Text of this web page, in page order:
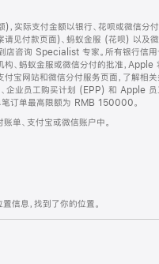
实际支付金额以银行、花呗或微信分
见付款页面)、蚂蚁金服 (花呗) 以及
咨询 Specialist 专家。所有银行信用
、蚂蚁金服或微信分付的批准，
宝网站和微信分付服务页面，了解相
、企业员工购买计划 (EPP) 和 Apple
笔订单最高限额为 RMB 150000。
单、支付宝或微信账户中。
信息，找到了你的位置。